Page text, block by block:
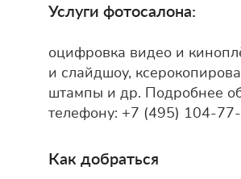
Услуги фотосалона:
оцифровка видео и
и слайдшоу,
штампы и др. Подробнее
телефону: +7 (495) 104-
Как добраться